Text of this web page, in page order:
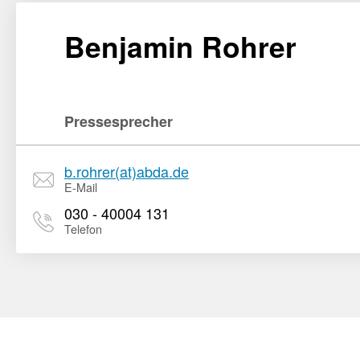
Benjamin Rohrer
Pressesprecher
b.rohrer(at)abda.de
E-Mail
030 - 40004 131
Telefon